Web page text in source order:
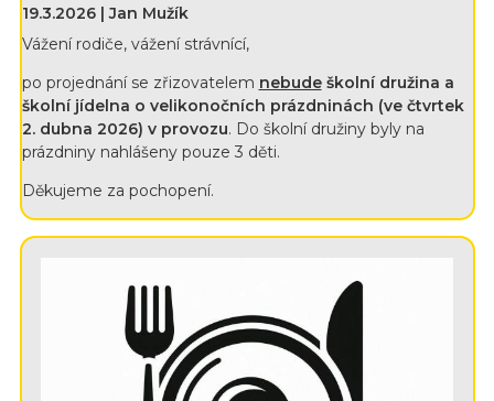
19.3.2026 | Jan Mužík
Vážení rodiče, vážení strávnící,
po projednání se zřizovatelem nebudeškolní družina a
školní jídelna o velikonočních prázdninách (ve čtvrtek
2. dubna 2026) v provozu. Do školní družiny byly na
prázdniny nahlášeny pouze 3 děti.
Děkujeme za pochopení.